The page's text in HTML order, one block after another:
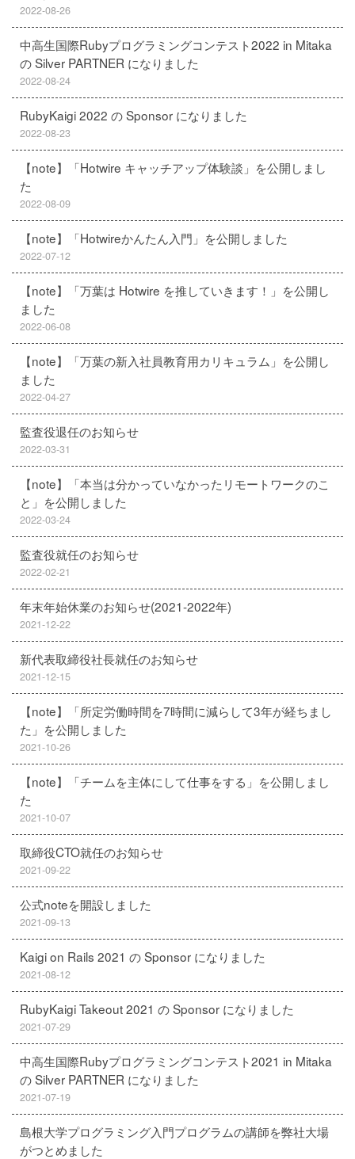
2022-08-26
中高生国際Rubyプログラミングコンテスト2022 in Mitaka
の Silver PARTNER になりました
2022-08-24
RubyKaigi 2022 の Sponsor になりました
2022-08-23
【note】「Hotwire キャッチアップ体験談」を公開しまし
た
2022-08-09
【note】「Hotwireかんたん入門」を公開しました
2022-07-12
【note】「万葉は Hotwire を推していきます！」を公開し
ました
2022-06-08
【note】「万葉の新入社員教育用カリキュラム」を公開し
ました
2022-04-27
監査役退任のお知らせ
2022-03-31
【note】「本当は分かっていなかったリモートワークのこ
と」を公開しました
2022-03-24
監査役就任のお知らせ
2022-02-21
年末年始休業のお知らせ(2021-2022年)
2021-12-22
新代表取締役社長就任のお知らせ
2021-12-15
【note】「所定労働時間を7時間に減らして3年が経ちまし
た」を公開しました
2021-10-26
【note】「チームを主体にして仕事をする」を公開しまし
た
2021-10-07
取締役CTO就任のお知らせ
2021-09-22
公式noteを開設しました
2021-09-13
Kaigi on Rails 2021 の Sponsor になりました
2021-08-12
RubyKaigi Takeout 2021 の Sponsor になりました
2021-07-29
中高生国際Rubyプログラミングコンテスト2021 in Mitaka
の Silver PARTNER になりました
2021-07-19
島根大学プログラミング入門プログラムの講師を弊社大場
がつとめました